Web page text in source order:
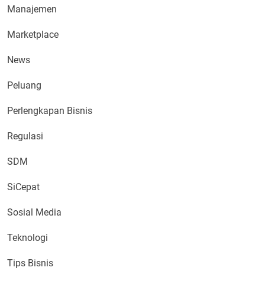
Manajemen
Marketplace
News
Peluang
Perlengkapan Bisnis
Regulasi
SDM
SiCepat
Sosial Media
Teknologi
Tips Bisnis